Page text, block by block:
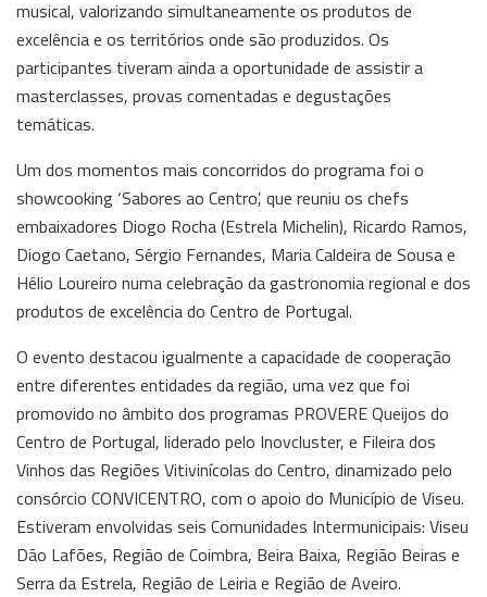
musical, valorizando simultaneamente os produtos de
excelência e os territórios onde são produzidos. Os
participantes tiveram ainda a oportunidade de assistir a
masterclasses, provas comentadas e degustações
temáticas.
Um dos momentos mais concorridos do programa foi o
showcooking ‘Sabores ao Centro’, que reuniu os chefs
embaixadores Diogo Rocha (Estrela Michelin), Ricardo Ramos,
Diogo Caetano, Sérgio Fernandes, Maria Caldeira de Sousa e
Hélio Loureiro numa celebração da gastronomia regional e dos
produtos de excelência do Centro de Portugal.
O evento destacou igualmente a capacidade de cooperação
entre diferentes entidades da região, uma vez que foi
promovido no âmbito dos programas PROVERE Queijos do
Centro de Portugal, liderado pelo Inovcluster, e Fileira dos
Vinhos das Regiões Vitivinícolas do Centro, dinamizado pelo
consórcio CONVICENTRO, com o apoio do Município de Viseu.
Estiveram envolvidas seis Comunidades Intermunicipais: Viseu
Dão Lafões, Região de Coimbra, Beira Baixa, Região Beiras e
Serra da Estrela, Região de Leiria e Região de Aveiro.